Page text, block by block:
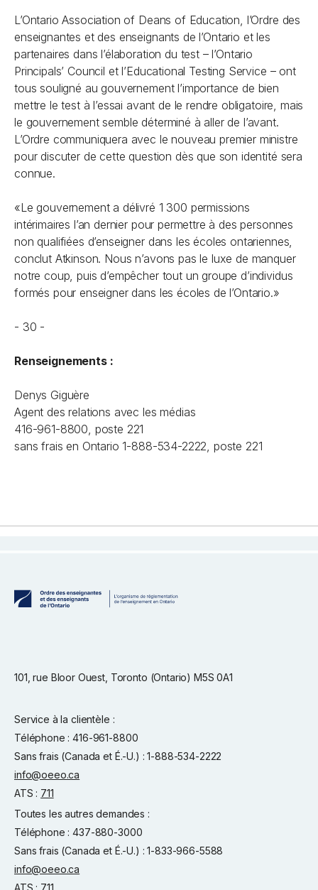
L’Ontario Association of Deans of Education, l’Ordre des
enseignantes et des enseignants de l’Ontario et les
partenaires dans l’élaboration du test – l’Ontario
Principals’ Council et l’Educational Testing Service – ont
tous souligné au gouvernement l’importance de bien
mettre le test à l’essai avant de le rendre obligatoire, mais
le gouvernement semble déterminé à aller de l’avant.
L’Ordre communiquera avec le nouveau premier ministre
pour discuter de cette question dès que son identité sera
connue.
«Le gouvernement a délivré 1 300 permissions
intérimaires l’an dernier pour permettre à des personnes
non qualifiées d’enseigner dans les écoles ontariennes,
conclut Atkinson. Nous n’avons pas le luxe de manquer
notre coup, puis d’empêcher tout un groupe d’individus
formés pour enseigner dans les écoles de l’Ontario.»
- 30 -
Renseignements :
Denys Giguère
Agent des relations avec les médias
416-961-8800, poste 221
sans frais en Ontario 1-888-534-2222, poste 221
101, rue Bloor Ouest, Toronto (Ontario) M5S 0A1
Service à la clientèle :
Téléphone : 416-961-8800
Sans frais (Canada et É.-U.) : 1-888-534-2222
info@oeeo.ca
ATS : 711
Toutes les autres demandes :
Téléphone : 437-880-3000
Sans frais (Canada et É.-U.) : 1-833-966-5588
info@oeeo.ca
ATS : 711